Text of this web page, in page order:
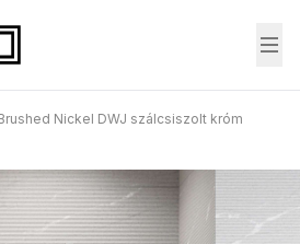
Nickel DWJ szálcsiszolt króm